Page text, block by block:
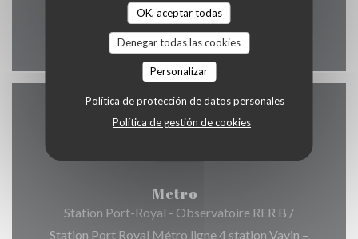
OK, aceptar todas
Denegar todas las cookies
Personalizar
Política de protección de datos personales
Política de gestión de cookies
12:00 - 00:00
Acceso
Metro
Station Port-Royal - Observatoire RER B /
Station Port Royal Métro ligne 4 station Vavin –